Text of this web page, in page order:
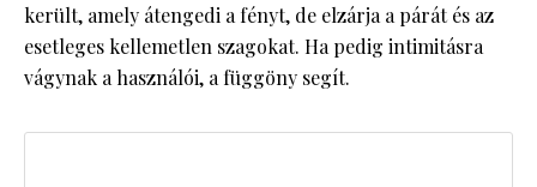
került, amely átengedi a fényt, de elzárja a párát és az
esetleges kellemetlen szagokat. Ha pedig intimitásra
vágynak a használói, a függöny segít.